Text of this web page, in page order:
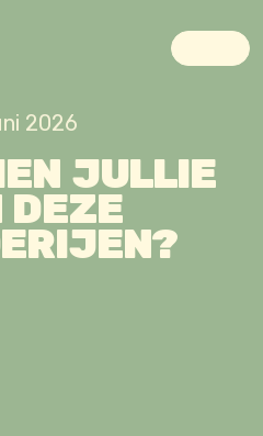
Menu
2026
JULLIE